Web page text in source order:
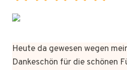
Heute da gewesen wegen
Dankeschön für die schönen